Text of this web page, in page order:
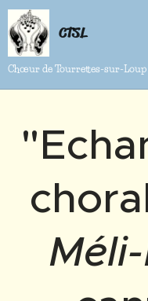
CTSL
Chœur de Tourrettes-sur-Loup